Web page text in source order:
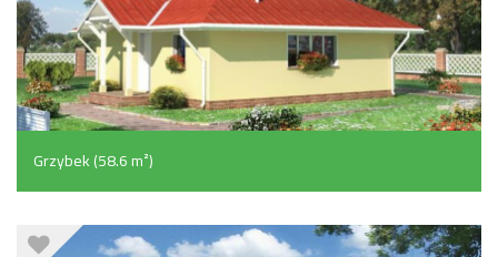
Grzybek (58.6 m²)